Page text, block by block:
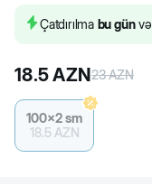
Çatdırılma bu günvə
18.5AZN23AZN
100x2 sm
18.5 AZN